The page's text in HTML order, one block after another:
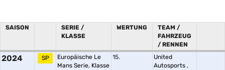
SAISON
SERIE /
KLASSE
WERTUNG
TEAM /
FAHRZEUG
/ RENNEN
2024 SP
Europäische Le
Mans Serie, Klasse
15.
United
Autosports ,